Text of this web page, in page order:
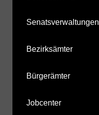
Senatsverwaltungen
Bezirksämter
Bürgerämter
Jobcenter